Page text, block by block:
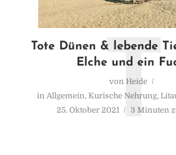
Tote Dünen & lebende
Elche und ein
von Heide
in Allgemein, Kurische Nehrung,
25. Oktober 2021
3 Minuten
T